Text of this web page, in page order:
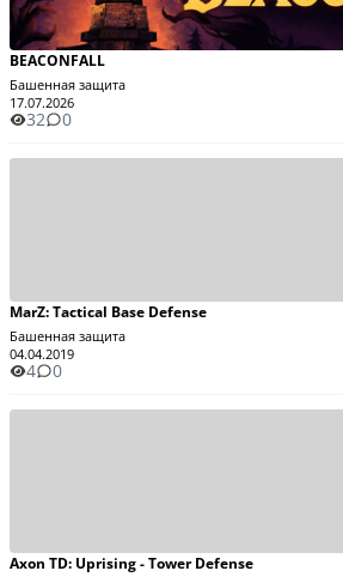
BEACONFALL
Башенная защита
17.07.2026
32 0
MarZ: Tactical Base Defense
Башенная защита
04.04.2019
4 0
Axon TD: Uprising - Tower Defense